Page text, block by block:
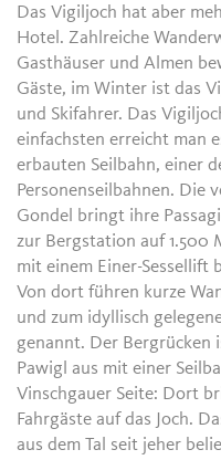
Das Vigiljoch hat aber
Hotel. Zahlreiche
Gasthäuser und Almen
Gäste, im Winter ist das
und Skifahrer. Das
einfachsten erreicht man
erbauten Seilbahn, einer
Personenseilbahnen. Die
Gondel bringt ihre
zur Bergstation auf 1.500
mit einem Einer-Sessellift
Von dort führen kurze
und zum idyllisch
genannt. Der Bergrücken
Pawigl aus mit einer
Vinschgauer Seite: Dort
Fahrgäste auf das Joch.
aus dem Tal seit jeher